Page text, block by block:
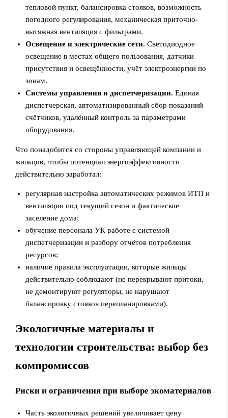
тепловой пункт, балансировка стояков, возможность
погодного регулирования, механическая приточно-
вытяжная вентиляция с фильтрами.
Освещение и электрические сети. Светодиодное
освещение в местах общего пользования, датчики
присутствия и освещённости, учёт электроэнергии по
зонам.
Системы управления и диспетчеризации. Единая
диспетчерская, автоматизированный сбор показаний
счётчиков, удалённый контроль за параметрами
оборудования.
Что понадобится со стороны управляющей компании и
жильцов, чтобы потенциал энергоэффективности
действительно заработал:
регулярная настройка автоматических режимов ИТП и
вентиляции под текущий сезон и фактическое
заселение дома;
обучение персонала УК работе с системой
диспетчеризации и разбору отчётов потребления
ресурсов;
наличие правила эксплуатации, которые жильцы
действительно соблюдают (не перекрывают притоки,
не демонтируют регуляторы, не нарушают
балансировку стояков перепланировками).
Экологичные материалы и
технологии строительства: выбор без
компромиссов
Риски и ограничения при выборе экоматериалов
Часть экологичных решений увеличивает цену